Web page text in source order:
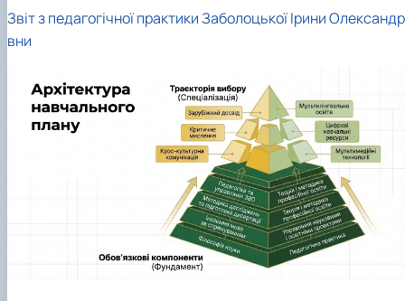
Звіт з педагогічної практики Заболоцької Ірини
вни